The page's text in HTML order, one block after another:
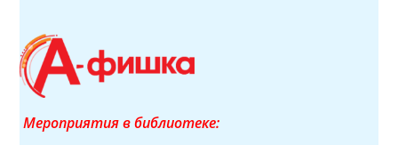
Мероприятия в библиотеке: